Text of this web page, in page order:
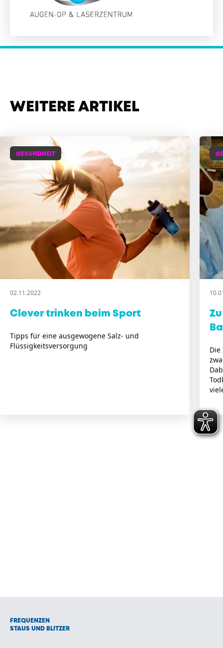
WEITERE ARTIKEL
GESUNDHEIT
02.11.2022
Clever trinken beim Sport
Tipps für eine ausgewogene Salz- und
Flüssigkeitsversorgung
FREQUENZEN
STAUS UND BLITZER